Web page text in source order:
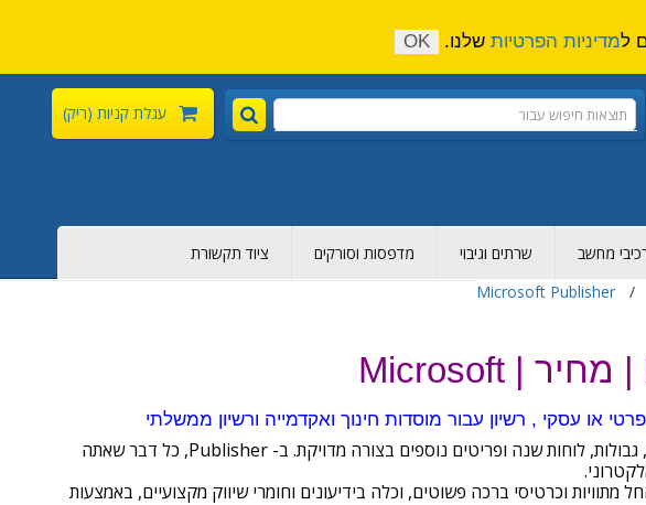
עגלת קניות (ריק)
מחשב שרתים וגיבוי מדפסות וסורקים
ציוד תקשורת
Microsoft Publisher
צור פריסות מלוטשות ומקצועיות ללא מאמץ - פרוס וסגנן טקסט, תמונות, גבולות, לוחות שנה ופריטים נוספים בצורה מדויקת. ב- Publisher, כל דבר שאתה
מתוויות וכרטיסי ברכה פשוטים, וכלה בידיעונים וחומרי שיווק מקצועיים, באמצעות
מדיניות הפרטיות שלנו. OK